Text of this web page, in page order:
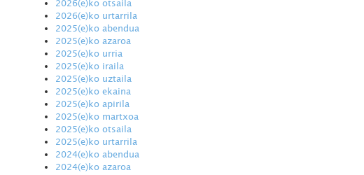
2026(e)ko otsaila
2026(e)ko urtarrila
2025(e)ko abendua
2025(e)ko azaroa
2025(e)ko urria
2025(e)ko iraila
2025(e)ko uztaila
2025(e)ko ekaina
2025(e)ko apirila
2025(e)ko martxoa
2025(e)ko otsaila
2025(e)ko urtarrila
2024(e)ko abendua
2024(e)ko azaroa